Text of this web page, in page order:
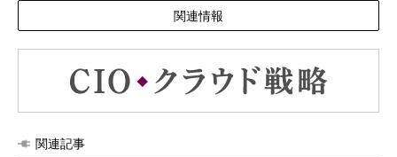
関連情報
関連記事